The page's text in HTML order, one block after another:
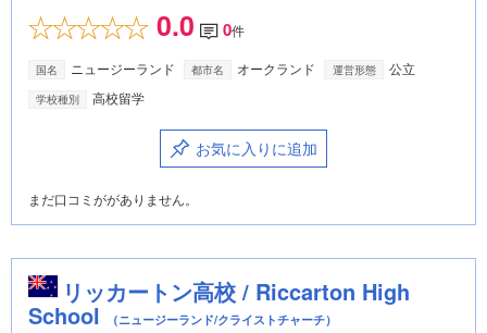
0.0 0件
国名 ニュージーランド 都市名 オークランド 運営形態 公立
学校種別 高校留学
お気に入りに追加
まだ口コミががありません。
リッカートン高校 / Riccarton High
School （ニュージーランド/クライストチャーチ）